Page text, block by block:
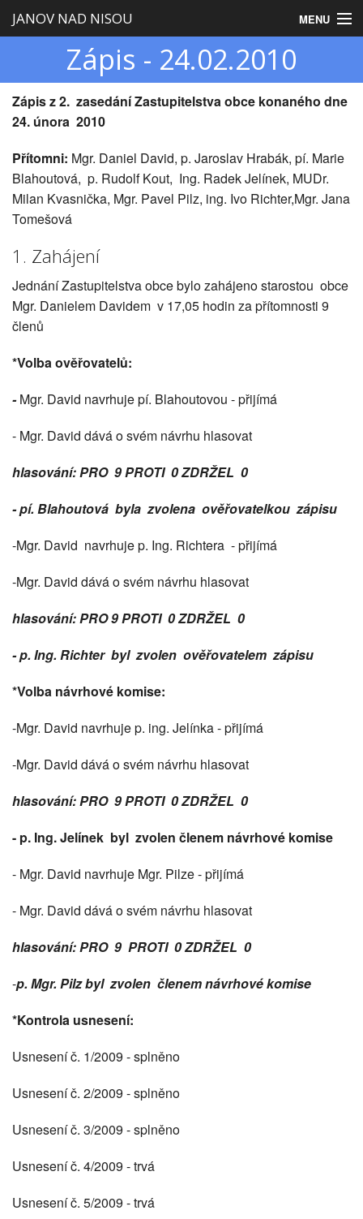
JANOV NAD NISOU MENU
Zastupitelstvo
Obec
Turistika
Zápis - 24.02.2010
Zápis z 2. zasedání Zastupitelstva obce konaného dne
24. února 2010
Přítomni: Mgr. Daniel David, p. Jaroslav Hrabák, pí. Marie
Blahoutová, p. Rudolf Kout, Ing. Radek Jelínek, MUDr.
Milan Kvasnička, Mgr. Pavel Pilz, ing. Ivo Richter,Mgr. Jana
Tomešová
1. Zahájení
Jednání Zastupitelstva obce bylo zahájeno starostou obce
Mgr. Danielem Davidem v 17,05 hodin za přítomnosti 9
členů
*Volba ověřovatelů:
-Mgr. David navrhuje pí. Blahoutovou - přijímá
- Mgr. David dává o svém návrhu hlasovat
hlasování: PRO 9 PROTI 0 ZDRŽEL 0
- pí. Blahoutová byla zvolena ověřovatelkou zápisu
-Mgr. David navrhuje p. Ing. Richtera - přijímá
-Mgr. David dává o svém návrhu hlasovat
hlasování: PRO 9 PROTI 0 ZDRŽEL 0
- p. Ing. Richter byl zvolen ověřovatelem zápisu
*Volba návrhové komise:
-Mgr. David navrhuje p. ing. Jelínka - přijímá
-Mgr. David dává o svém návrhu hlasovat
hlasování: PRO 9 PROTI 0 ZDRŽEL 0
- p. Ing. Jelínek byl zvolen členem návrhové komise
- Mgr. David navrhuje Mgr. Pilze - přijímá
- Mgr. David dává o svém návrhu hlasovat
hlasování: PRO 9 PROTI 0 ZDRŽEL 0
-p. Mgr. Pilz byl zvolen členem návrhové komise
*Kontrola usnesení:
Usnesení č. 1/2009 - splněno
Usnesení č. 2/2009 - splněno
Usnesení č. 3/2009 - splněno
Usnesení č. 4/2009 - trvá
Usnesení č. 5/2009 - trvá